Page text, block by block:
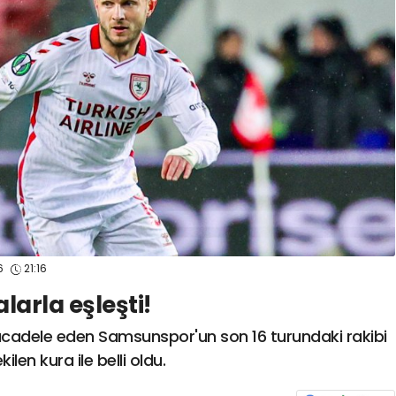
spor41
#kocaelispor
21:16
eşleşti!
eden Samsunspor'un son 16 turundaki rakibi
kura ile belli oldu.